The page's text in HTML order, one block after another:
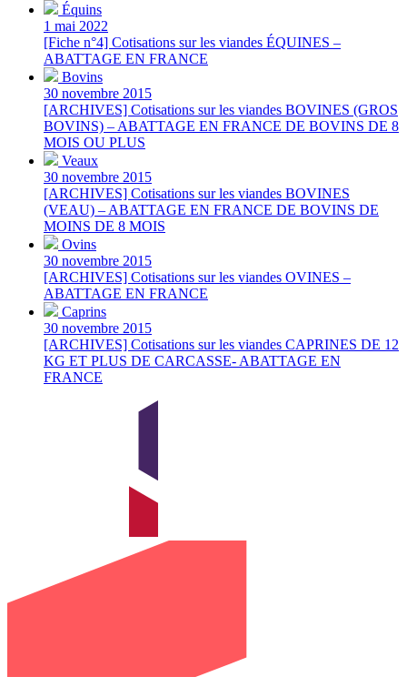
Équins
1 mai 2022
[Fiche n°4] Cotisations sur les viandes ÉQUINES –
ABATTAGE EN FRANCE
Bovins
30 novembre 2015
[ARCHIVES] Cotisations sur les viandes BOVINES (GROS
BOVINS) – ABATTAGE EN FRANCE DE BOVINS DE 8
MOIS OU PLUS
Veaux
30 novembre 2015
[ARCHIVES] Cotisations sur les viandes BOVINES
(VEAU) – ABATTAGE EN FRANCE DE BOVINS DE
MOINS DE 8 MOIS
Ovins
30 novembre 2015
[ARCHIVES] Cotisations sur les viandes OVINES –
ABATTAGE EN FRANCE
Caprins
30 novembre 2015
[ARCHIVES] Cotisations sur les viandes CAPRINES DE 12
KG ET PLUS DE CARCASSE- ABATTAGE EN
FRANCE